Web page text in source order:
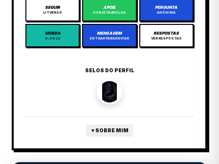
SEGUIR
LITVERSO
APOIE
GORJETA AVULSA
PERGUNTA
ANÔNIMA
MOEDA
0,00 LC
MENSAGEM
ENTRAR PARA ENVIAR
RESPOSTAS
VER RESPOSTAS
SELOS DO PERFIL
▼ SOBRE MIM